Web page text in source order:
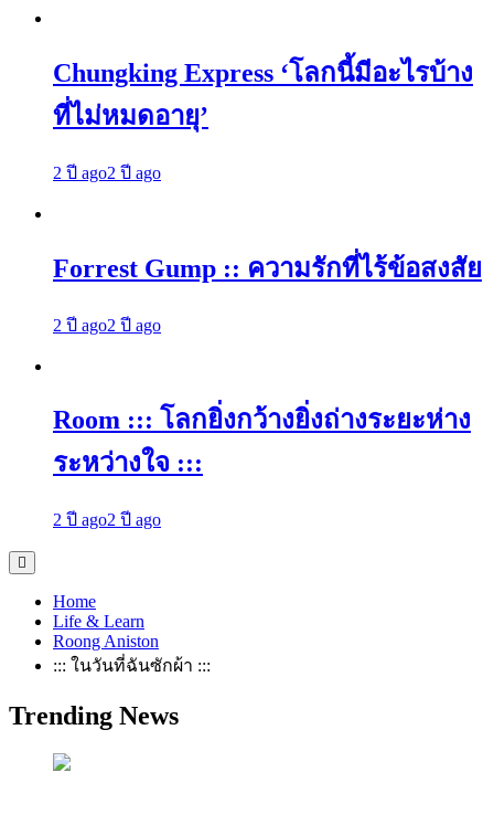
Chungking Express ‘โลกนี้มีอะไรบ้าง
ที่ไม่หมดอายุ’
2 ปี ago2 ปี ago
Forrest Gump :: ความรักที่ไร้ข้อสงสัย
2 ปี ago2 ปี ago
Room ::: โลกยิ่งกว้างยิ่งถ่างระยะห่าง
ระหว่างใจ :::
2 ปี ago2 ปี ago
Home
Life & Learn
Roong Aniston
::: ในวันที่ฉันซักผ้า :::
Trending News